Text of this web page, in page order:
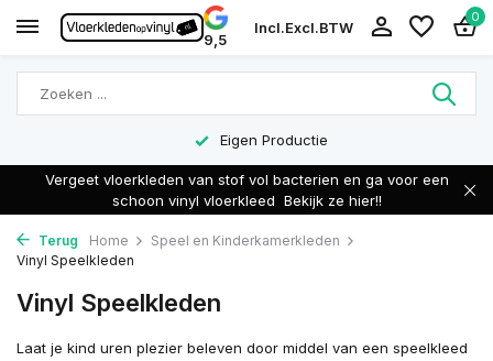
9,5
Incl.Excl.BTW
0
Eigen Productie
Vergeet vloerkleden van stof vol bacterien en ga voor een
schoon vinyl vloerkleed Bekijk ze hier!!
Terug Home
Speel en Kinderkamerkleden
Vinyl Speelkleden
Vinyl Speelkleden
Laat je kind uren plezier beleven door middel van een speelkleed